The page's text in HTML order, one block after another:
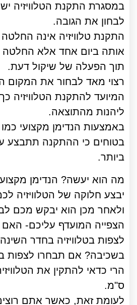
במסגרת התקנת הטלוויזיה
לבחון את הגובה.
התקנת טלוויזיה אינה
אותה ביום אחד אלא
תוך הפעלה של שיקול דעת.
רצוי מאד לבחור את המקום
המיועד להתקנת הטלוויזיה
ליהנות מהתוצאה.
באמצעות הנדימן מקצועי כמו
בטוחים כי ההתקנה תתבצע
ביותר.
מה הוא יעשה? הנדימן מקצועי
יבצע חלוקה של הטלוויזיה
ולאחר מכן הוא יבקש מכם
הצפייה המועדף עליכם-
לצפות בטלוויזיה בחדר
בשכיבה? אם תבחרו לצפות
ס"מ.
לעומת זאת, כאשר אתם רוצים